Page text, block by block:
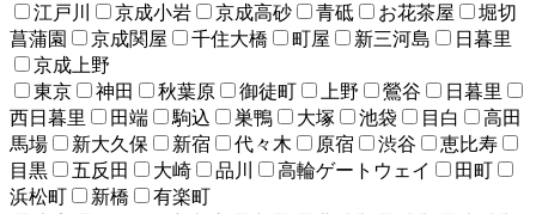
江戸川
京成小岩 京成高砂 青砥 お花茶屋
堀切
菖蒲園
京成関屋 千住大橋 町屋 新三河島
日暮里
京成上野
東京
神田 秋葉原 御徒町 上野 鶯谷
日暮里
西日暮里
田端 駒込 巣鴨 大塚 池袋 目白
高田
馬場
新大久保 新宿 代々木 原宿 渋谷
恵比寿
目黒
五反田 大崎 品川 高輪ゲートウェイ
田町
浜松町
新橋
有楽町